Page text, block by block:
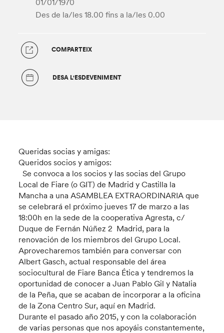
01/01/1970
Des de la/les 18.00 fins a la/les 0.00
COMPARTEIX
DESA L'ESDEVENIMENT
Queridas socias y amigas:
Queridos socios y amigos:
Se convoca a los socios y las socias del Grupo
Local de Fiare (o GIT) de Madrid y Castilla la
Mancha a una ASAMBLEA EXTRAORDINARIA que
se celebrará el próximo jueves 17 de marzo a las
18:00h en la sede de la cooperativa Agresta, c/
Duque de Fernán Núñez 2 Madrid, para la
renovación de los miembros del Grupo Local.
Aprovecharemos también para conversar con
Albert Gasch, actual responsable del área
sociocultural de Fiare Banca Ética y tendremos la
oportunidad de conocer a Juan Pablo Gil y Natalia
de la Peña, que se acaban de incorporar a la oficina
de la Zona Centro Sur, aquí en Madrid.
Durante el pasado año 2015, y con la colaboración
de varias personas que nos apoyáis constantemente,